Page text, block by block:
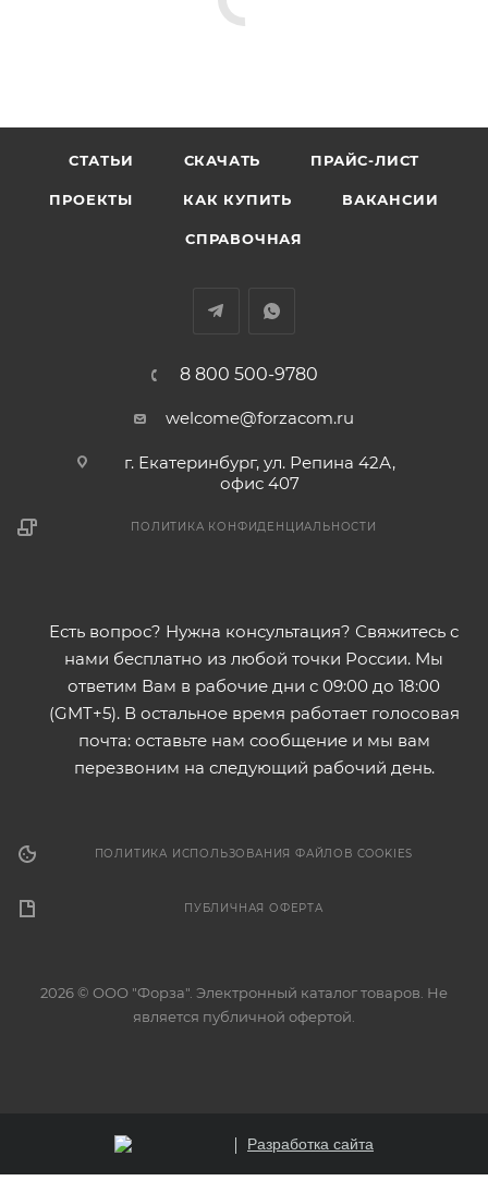
СТАТЬИ СКАЧАТЬ ПРАЙС-ЛИСТ
ПРОЕКТЫ КАК КУПИТЬ ВАКАНСИИ
СПРАВОЧНАЯ
8 800 500-9780
welcome@forzacom.ru
г. Екатеринбург, ул. Репина 42А,
офис 407
ПОЛИТИКА КОНФИДЕНЦИАЛЬНОСТИ
Есть вопрос? Нужна консультация? Свяжитесь с
нами бесплатно из любой точки России. Мы
ответим Вам в рабочие дни с 09:00 до 18:00
(GMT+5). В остальное время работает голосовая
почта: оставьте нам сообщение и мы вам
перезвоним на следующий рабочий день.
ПОЛИТИКА ИСПОЛЬЗОВАНИЯ ФАЙЛОВ COOKIES
ПУБЛИЧНАЯ ОФЕРТА
2026 © ООО "Форза". Электронный каталог товаров. Не
является публичной офертой.
Разработка сайта